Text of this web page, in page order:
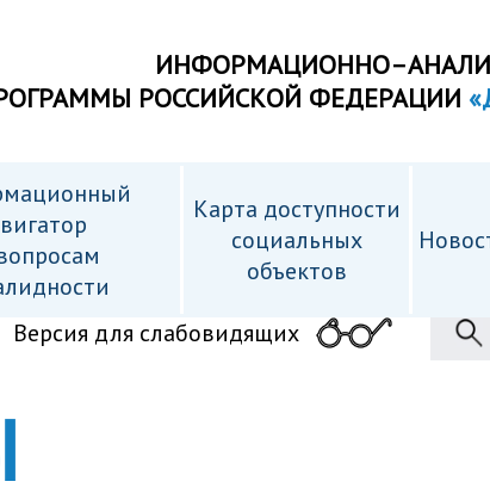
РОССИЙСКОЙ ФЕДЕРАЦИИ
Карта доступности
cоциальных
объектов
Версия для слабовидящих